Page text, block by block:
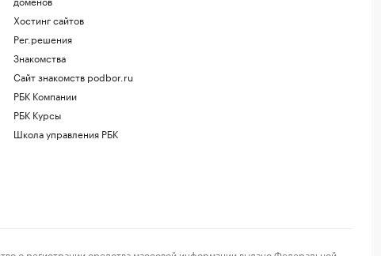
Хостинг сайтов
Рег.решения
Знакомства
Сайт знакомств podbor.ru
РБК Компании
РБК Курсы
Школа управления РБК